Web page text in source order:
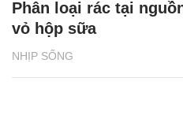
NHỊP SỐNG
Phân loại rác tại
vỏ hộp sữa